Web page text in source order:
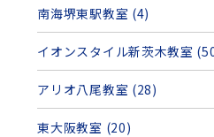
南海堺東駅教室 (4)
イオンスタイル新茨木教室
アリオ八尾教室 (28)
東大阪教室 (20)